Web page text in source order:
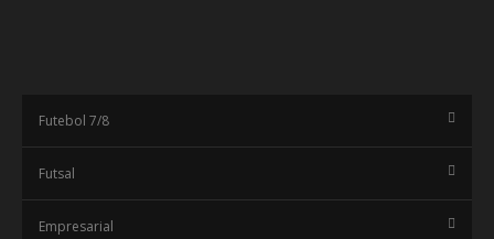
Futebol 7/8
Futsal
Empresarial